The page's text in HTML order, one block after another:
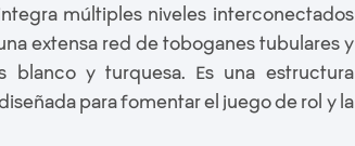
múltiples niveles interconectados
extensa red de toboganes tubulares y
blanco y turquesa. Es una estructura
para fomentar el juego de rol y la